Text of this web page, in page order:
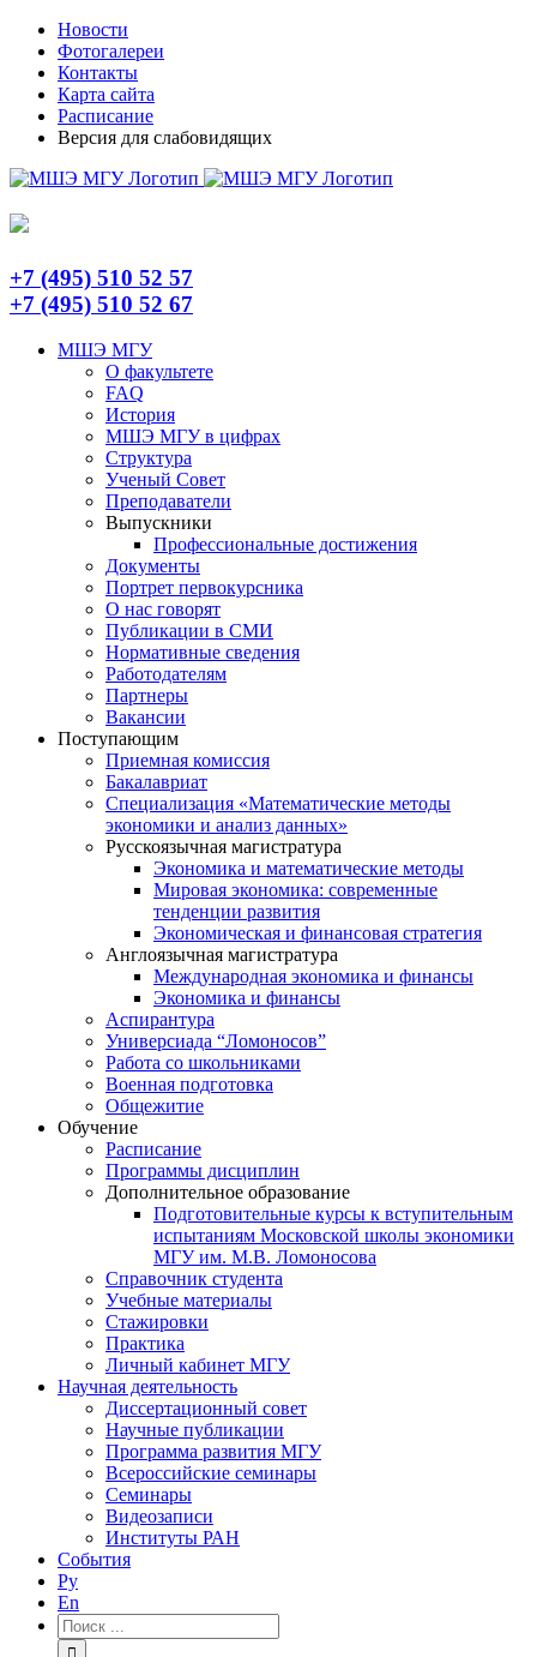
Skip
content
TelegramНовости
Фотогалереи
Контакты
Карта сайта
Расписание
Версия для слабовидящих
+7 (495) 510 52 57
+7 (495) 510 52 67
МШЭ МГУ
О факультете
FAQ
История
МШЭ МГУ в цифрах
Структура
Ученый Совет
Преподаватели
Выпускники
Профессиональные достижения
Документы
Портрет первокурсника
О нас говорят
Публикации в СМИ
Нормативные сведения
Работодателям
Партнеры
Вакансии
Поступающим
Приемная комиссия
Бакалавриат
Специализация «Математические методы
экономики и анализ данных»
Русскоязычная магистратура
Экономика и математические методы
Мировая экономика: современные
тенденции развития
Экономическая и финансовая стратегия
Англоязычная магистратура
Международная экономика и финансы
Экономика и финансы
Аспирантура
Универсиада “Ломоносов”
Работа со школьниками
Военная подготовка
Общежитие
Обучение
Расписание
Программы дисциплин
Дополнительное образование
Подготовительные курсы к вступительным
испытаниям Московской школы экономики
МГУ им. М.В. Ломоносова
Справочник студента
Учебные материалы
Стажировки
Практика
Личный кабинет МГУ
Научная деятельность
Диссертационный совет
Научные публикации
Программа развития МГУ
Всероссийские семинары
Семинары
Видеозаписи
Институты РАН
События
Ру
En
Результат
поиска: